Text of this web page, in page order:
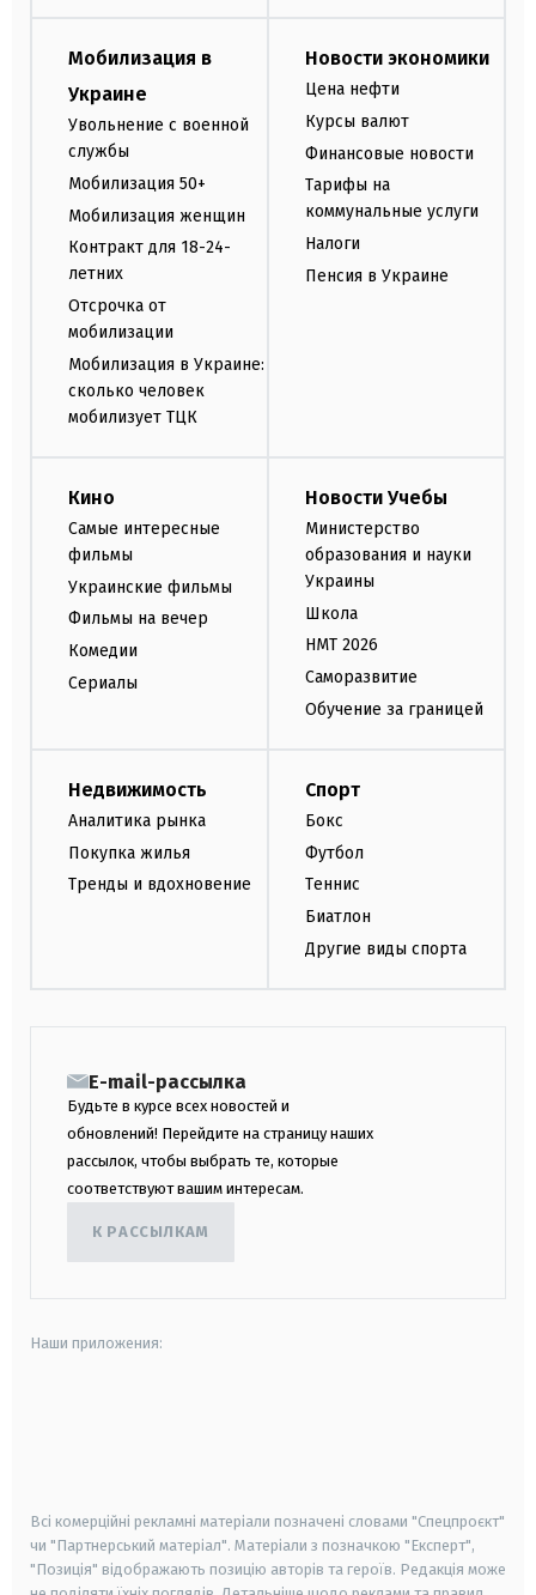
Мобилизация в
Украине
Увольнение с военной
службы
Мобилизация 50+
Мобилизация женщин
Контракт для 18-24-
летних
Отсрочка от
мобилизации
Мобилизация в Украине:
сколько человек
мобилизует ТЦК
Новости экономики
Цена нефти
Курсы валют
Финансовые новости
Тарифы на
коммунальные услуги
Налоги
Пенсия в Украине
Кино
Самые интересные
фильмы
Украинские фильмы
Фильмы на вечер
Комедии
Сериалы
Новости Учебы
Министерство
образования и науки
Украины
Школа
НМТ 2026
Саморазвитие
Обучение за границей
Недвижимость
Аналитика рынка
Покупка жилья
Тренды и вдохновение
Спорт
Бокс
Футбол
Теннис
Биатлон
Другие виды спорта
E-mail-рассылка
Будьте в курсе всех новостей и
обновлений! Перейдите на страницу наших
рассылок, чтобы выбрать те, которые
соответствуют вашим интересам.
К РАССЫЛКАМ
Наши приложения:
Всі комерційні рекламні матеріали позначені словами "Спецпроєкт"
чи "Партнерський матеріал". Матеріали з позначкою "Експерт",
"Позиція" відображають позицію авторів та героїв. Редакція може